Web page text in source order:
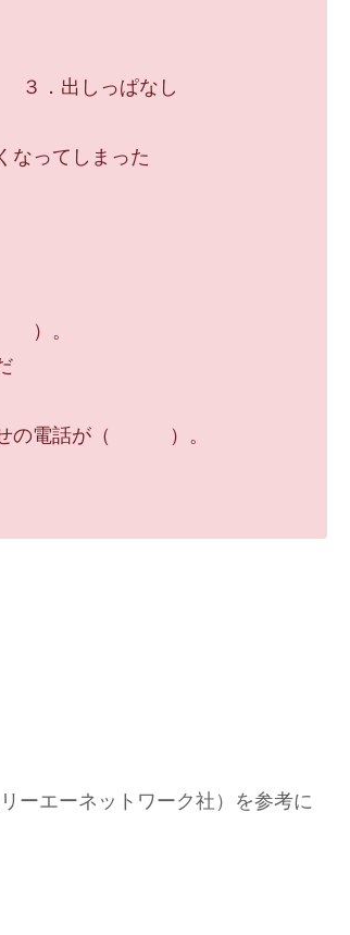
．出しっぱなし
なってしまった
なし
）。
末だ
せの電話が（ ）。
た
ーエーネットワーク社）を参考に